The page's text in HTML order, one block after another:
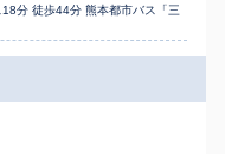
分 徒歩44分 熊本都市バス「三